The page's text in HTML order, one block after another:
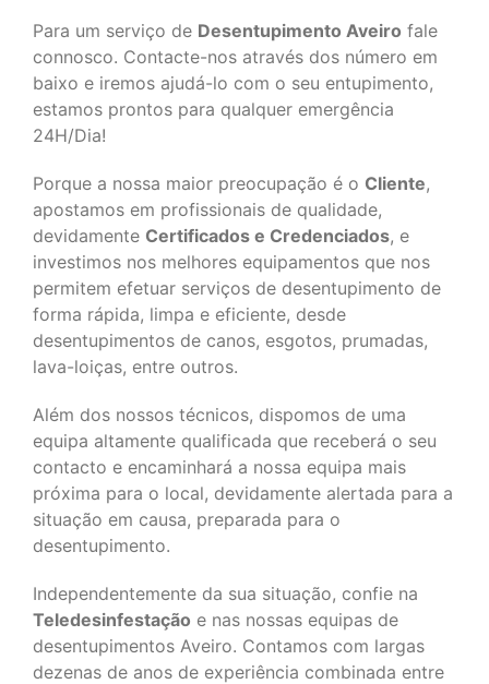
Para um serviço de Desentupimento Aveiro fale
connosco. Contacte-nos através dos número em
baixo e iremos ajudá-lo com o seu entupimento,
estamos prontos para qualquer emergência
24H/Dia!
Porque a nossa maior preocupação é o Cliente,
apostamos em profissionais de qualidade,
devidamente Certificados e Credenciados, e
investimos nos melhores equipamentos que nos
permitem efetuar serviços de desentupimento de
forma rápida, limpa e eficiente, desde
desentupimentos de canos, esgotos, prumadas,
lava-loiças, entre outros.
Além dos nossos técnicos, dispomos de uma
equipa altamente qualificada que receberá o seu
contacto e encaminhará a nossa equipa mais
próxima para o local, devidamente alertada para a
situação em causa, preparada para o
desentupimento.
Independentemente da sua situação, confie na
Teledesinfestação e nas nossas equipas de
desentupimentos Aveiro. Contamos com largas
dezenas de anos de experiência combinada entre